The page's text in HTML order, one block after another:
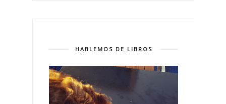
HABLEMOS DE LIBROS